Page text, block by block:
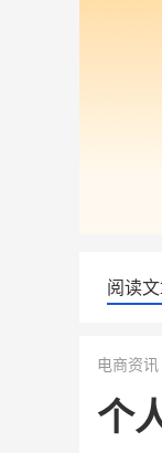
阅读
电商资讯
个
母婴